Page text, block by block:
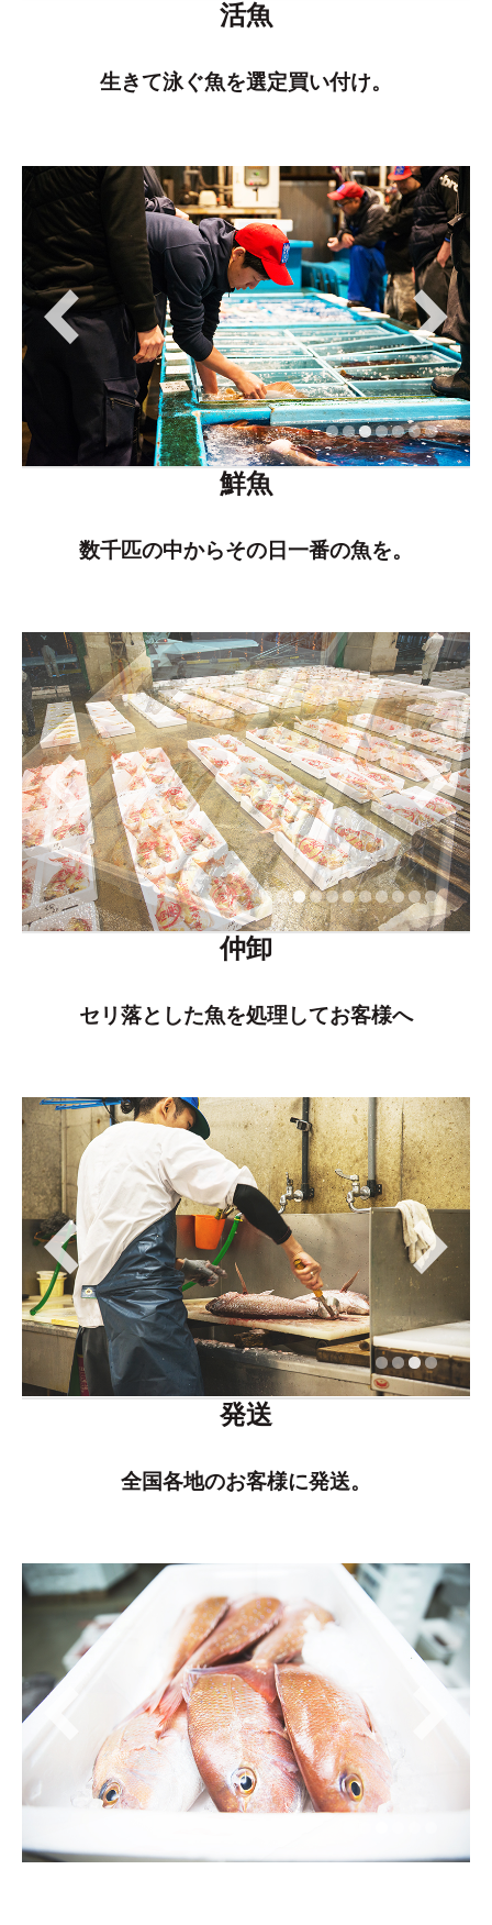
活魚
生きて泳ぐ魚を選定買い付け。
鮮魚
数千匹の中からその日一番の魚を。
仲卸
セリ落とした魚を処理してお客様へ
発送
全国各地のお客様に発送。